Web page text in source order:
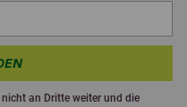
an Dritte weiter und die